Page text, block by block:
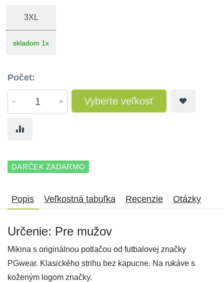
3XL
skladom 1x
Počet:
Vyberte veľkosť
DARČEK ZADARMO
Popis Veľkostná tabuľka Recenzie Otázky
Určenie: Pre mužov
Mikina s originálnou potlačou od futbalovej značky
PGwear. Klasického strihu bez kapucne. Na rukáve s
koženým logom značky.